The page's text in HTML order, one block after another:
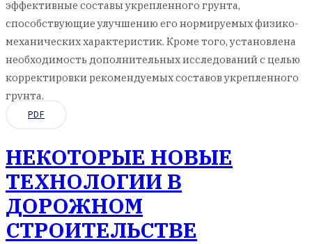
эффективные составы укрепленного грунта,
способствующие улучшению его нормируемых физико-
механических характеристик. Кроме того, установлена
необходимость дополнительных исследований с целью
корректировки рекомендуемых составов укрепленного
грунта.
PDF
НЕКОТОРЫЕ НОВЫЕ
ТЕХНОЛОГИИ В
ДОРОЖНОМ
СТРОИТЕЛЬСТВЕ